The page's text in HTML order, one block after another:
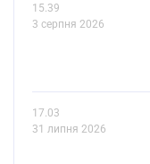
15.39
3 серпня 2026
17.03
31 липня 2026